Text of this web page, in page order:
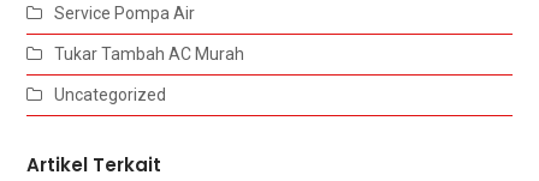
Service Pompa Air
Tukar Tambah AC Murah
Uncategorized
Artikel Terkait